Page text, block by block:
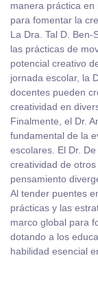
manera práctica
para fomentar la
La Dra. Tal D.
las prácticas de
potencial creativo
jornada escolar, la
docentes pueden
creatividad en
Finalmente, el Dr.
fundamental de la
escolares. El Dr.
creatividad de
pensamiento
Al tender puentes
prácticas y las
marco global para
dotando a los
habilidad esencial